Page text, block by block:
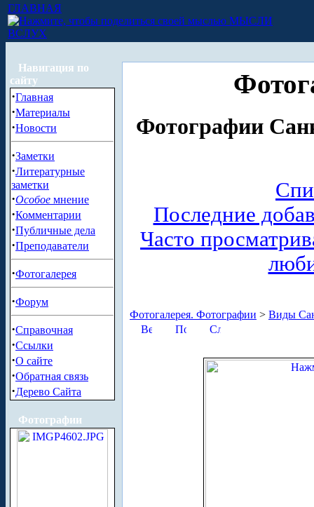
ГЛАВНАЯ
МЫСЛИ
ВСЛУХ
Навигация по
сайту
·Главная
·Материалы
·Новости
·Заметки
·Литературные
заметки
·Особое мнение
·Комментарии
·Публичные дела
·Преподаватели
·Фотогалерея
·Форум
·Справочная
·Ссылки
·О сайте
·Обратная связь
·Дерево Сайта
Фотографии
Фотографии
Последние
Часто
Фотогалерея. Фотографии > Виды